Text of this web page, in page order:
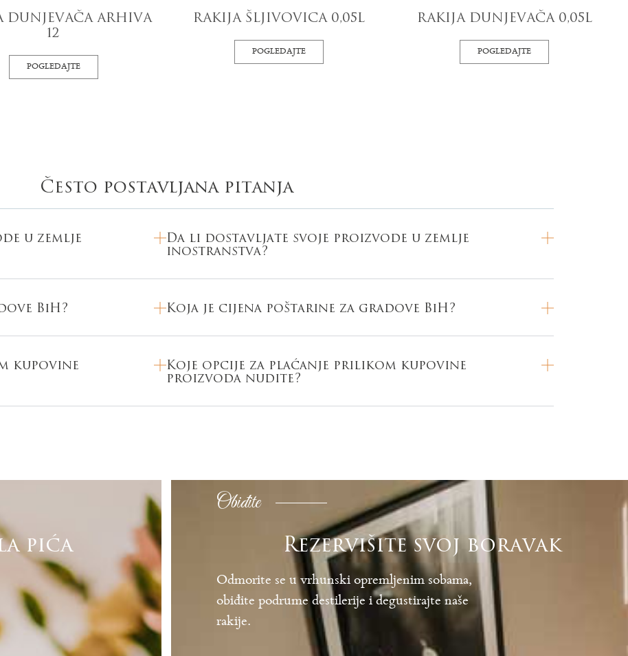
DUNJEVAČA ARHIVA
12
POGLEDAJTE
RAKIJA ŠLJIVOVICA 0,05L
POGLEDAJTE
RAKIJA DUNJEVAČA 0,05L
POGLEDAJTE
Često postavljana pitanja
u zemlje
BiH?
kupovine
Da li dostavljate svoje proizvode u zemlje
inostranstva?
Koja je cijena poštarine za gradove BiH?
Koje opcije za plaćanje prilikom kupovine
proizvoda nudite?
pića
Obiđite
Rezervišite svoj boravak
Odmorite se u vrhunski opremljenim sobama,
obiđite podrume destilerije i degustirajte naše
rakije.